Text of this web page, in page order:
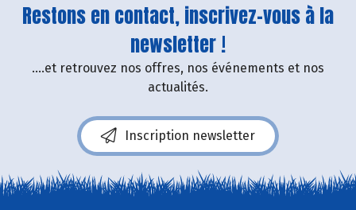
Restons en contact, inscrivez-vous à la
newsletter !
....et retrouvez nos offres, nos événements et nos
actualités.
Inscription newsletter